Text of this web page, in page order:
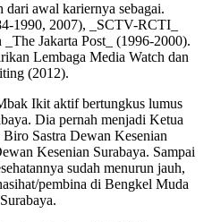
awal kariernya sebagai.
1990, 2007), _SCTV-RCTI_
Jakarta Post_ (1996-2000).
Lembaga Media Watch dan
(2012).
Ikit aktif bertungkus lumus
Dia pernah menjadi Ketua
Sastra Dewan Kesenian
Kesenian Surabaya. Sampai
sudah menurun jauh,
pembina di Bengkel Muda